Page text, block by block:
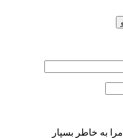
مرا به خاطر بسپار